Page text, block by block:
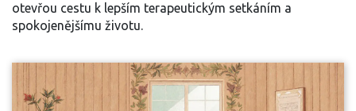
otevřou cestu k lepším terapeutickým setkáním a
spokojenějšímu životu.